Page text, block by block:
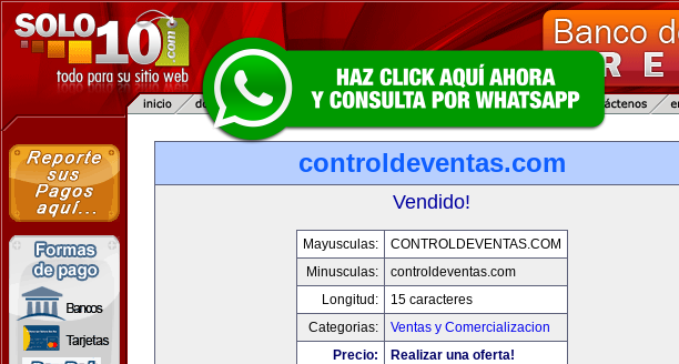
controldeventas.com
Vendido!
Mayusculas:
CONTROLDEVENTAS.COM
Minusculas:
controldeventas.com
Longitud:
15 caracteres
Categorias:
Ventas y Comercializacion
Precio:
Realizar una oferta!